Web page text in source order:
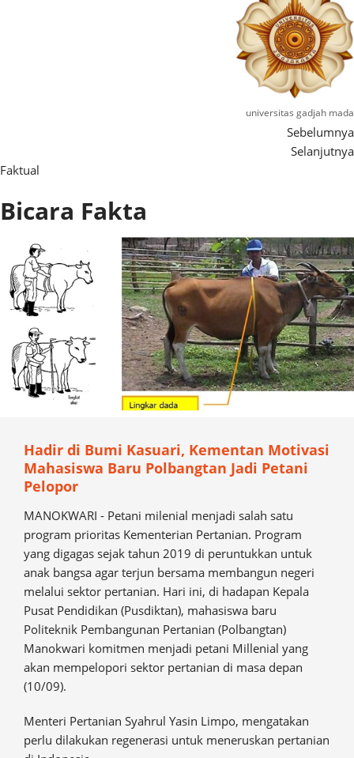
universitas gadjah mada
Sebelumnya
Selanjutnya
Faktual​
Bicara Fakta​​
Hadir di Bumi Kasuari, Kementan Motivasi
Mahasiswa Baru Polbangtan Jadi Petani
Pelopor
MANOKWARI - Petani milenial menjadi salah satu
program prioritas Kementerian Pertanian. Program
yang digagas sejak tahun 2019 di peruntukkan untuk
anak bangsa agar terjun bersama membangun negeri
melalui sektor pertanian. Hari ini, di hadapan Kepala
Pusat Pendidikan (Pusdiktan), mahasiswa baru
Politeknik Pembangunan Pertanian (Polbangtan)
Manokwari komitmen menjadi petani Millenial yang
akan mempelopori sektor pertanian di masa depan
(10/09).
Menteri Pertanian Syahrul Yasin Limpo, mengatakan
perlu dilakukan regenerasi untuk meneruskan pertanian